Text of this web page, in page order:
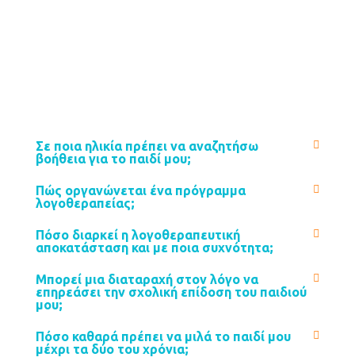
Σε ποια ηλικία πρέπει να αναζητήσω
βοήθεια για το παιδί μου;
Πώς οργανώνεται ένα πρόγραμμα
λογοθεραπείας;
Πόσο διαρκεί η λογοθεραπευτική
αποκατάσταση και με ποια συχνότητα;
Μπορεί μια διαταραχή στον λόγο να
επηρεάσει την σχολική επίδοση του παιδιού
μου;
Πόσο καθαρά πρέπει να μιλά το παιδί μου
μέχρι τα δύο του χρόνια;